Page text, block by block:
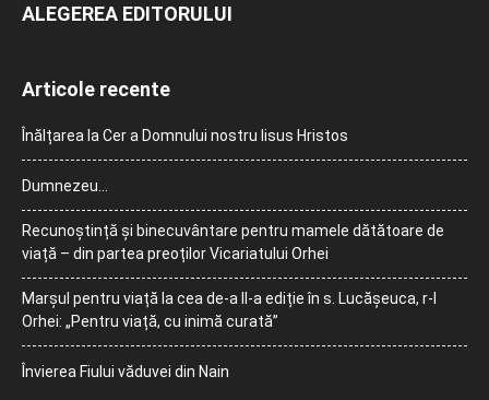
ALEGEREA EDITORULUI
Articole recente
Înălțarea la Cer a Domnului nostru Iisus Hristos
Dumnezeu…
Recunoștință și binecuvântare pentru mamele dătătoare de
viață – din partea preoților Vicariatului Orhei
Marșul pentru viață la cea de-a II-a ediție în s. Lucășeuca, r-l
Orhei: „Pentru viață, cu inimă curată”
Învierea Fiului văduvei din Nain